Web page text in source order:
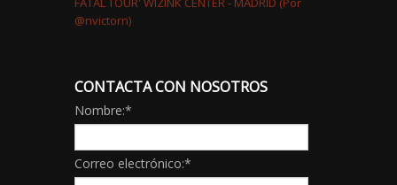
CONTACTA CON NOSOTROS
Nombre:*
Correo electrónico:*